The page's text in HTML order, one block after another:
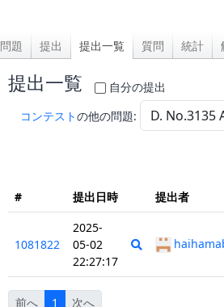
問題 提出 提出一覧 質問 統計
提出一覧
自分の提出
コンテストの他の問題:
# 提出日時 提出者
1081822
2025-
05-02
22:27:17
前へ 1 次へ